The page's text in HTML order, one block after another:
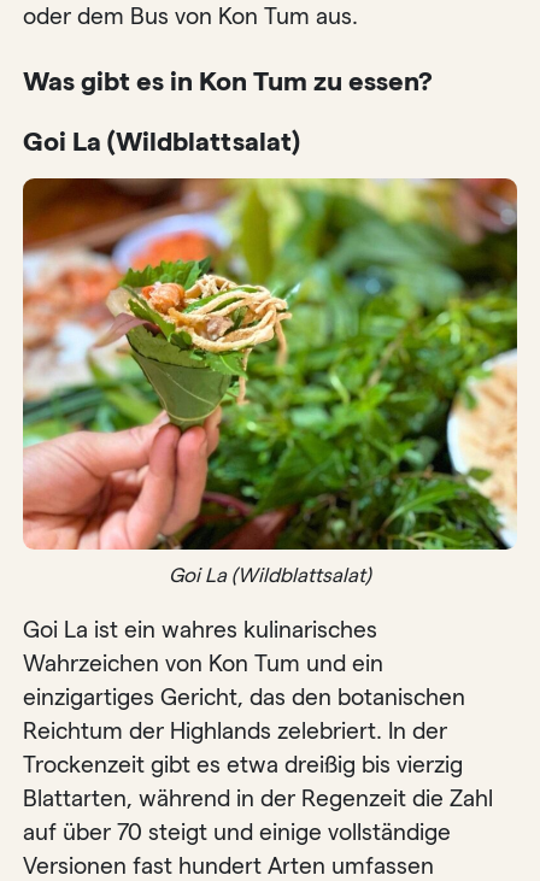
oder dem Bus von Kon Tum aus.
Was gibt es in Kon Tum zu essen?
Goi La (Wildblattsalat)
Goi La (Wildblattsalat)
Goi La ist ein wahres kulinarisches
Wahrzeichen von Kon Tum und ein
einzigartiges Gericht, das den botanischen
Reichtum der Highlands zelebriert. In der
Trockenzeit gibt es etwa dreißig bis vierzig
Blattarten, während in der Regenzeit die Zahl
auf über 70 steigt und einige vollständige
Versionen fast hundert Arten umfassen